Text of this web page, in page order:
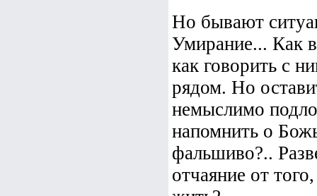
Но бывают
Умирание... Как
как говорить с
рядом. Но
немыслимо
напомнить о
фальшиво?..
отчаяние от